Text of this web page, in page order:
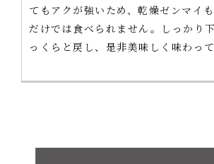
てもアクが強いため、乾燥ゼンマイ
だけでは食べられません。しっかり
っくらと戻し、是非美味しく味わって